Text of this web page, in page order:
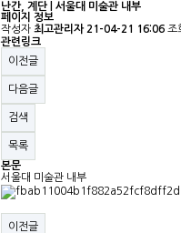
난간, 계단 | 서울대 미술관 내부
페이지 정보
작성자 최고관리자 21-04-21 16:06 조
관련링크
이전글
다음글
검색
목록
본문
서울대 미술관 내부
이전글